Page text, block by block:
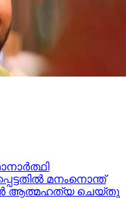
മനംനൊന്ത്
ആത്മഹത്യ ചെയ്തു